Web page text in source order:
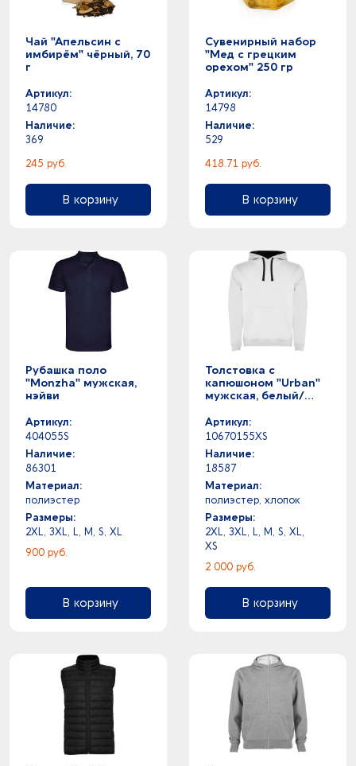
Чай "Апельсин с
имбирём" чёрный, 70
г
Артикул:
14780
Наличие:
369
245 руб.
В корзину
Сувенирный набор
"Мед с грецким
орехом" 250 гр
Артикул:
14798
Наличие:
529
418.71 руб.
В корзину
Рубашка поло
"Monzha" мужская,
нэйви
Артикул:
404055S
Наличие:
86301
Материал:
полиэстер
Размеры:
2XL, 3XL, L, M, S, XL
900 руб.
В корзину
Толстовка с
капюшоном "Urban"
мужская, белый/
Артикул:
10670155XS
Наличие:
18587
Материал:
полиэстер, хлопок
Размеры:
2XL, 3XL, L, M, S, XL,
XS
2 000 руб.
В корзину